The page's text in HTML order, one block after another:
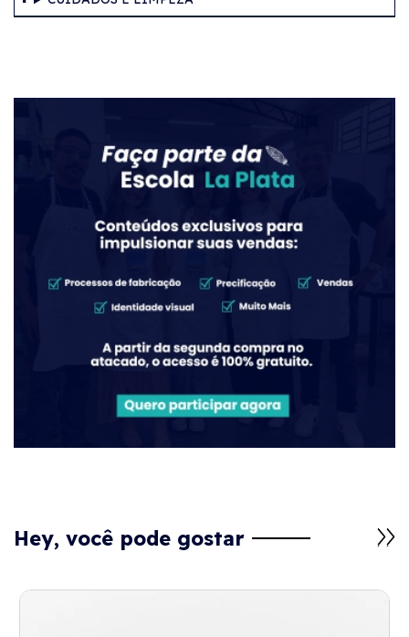
Hey, você pode gostar